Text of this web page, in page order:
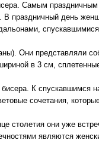
Самым
праздничный день
Они представляли
в 3 см,
К спускавшимся
сочетания,
столетия они уже
являются